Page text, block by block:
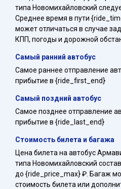
типа Новомихайловский
Среднее время в пути
может отличаться в случае
КПП, погоды и дорожной
Самый ранний автобус
Самое раннее отправление
прибытие в {ride_first_end}
Самый поздний автобус
Самое позднее отправление
прибытие в {ride_last_end}
Стоимость билета и багажа
Цена билета на автобус
типа Новомихайловский
до {ride_price_max} ₽. Багаж
стоимость билета или